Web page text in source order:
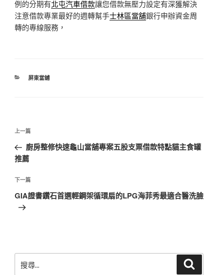
例的分期有北屯汽車借款讓您借款無壓力設定有深獲解決
注意借款專業最好的週轉幫手士林區當舖銀行申辦資金周
轉的專線服務，
分
屏東當舖
文
導
覽
上
一
篇
章
上一篇
廚房整修快速龜山當舖專案五股支票借款特點貓主食罐
推薦
下
一
篇
下一篇
GIA證書鑽石首選輕鋼架循環扇的LPG海菲秀最適合醫洗臉
尋